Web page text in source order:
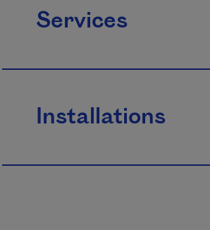
Services
Installations